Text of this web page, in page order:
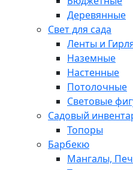
Деревянные
Свет для сада
Ленты и
Наземные
Настенные
Потолочные
Световые
Садовый
Топоры
Барбекю
Мангалы,